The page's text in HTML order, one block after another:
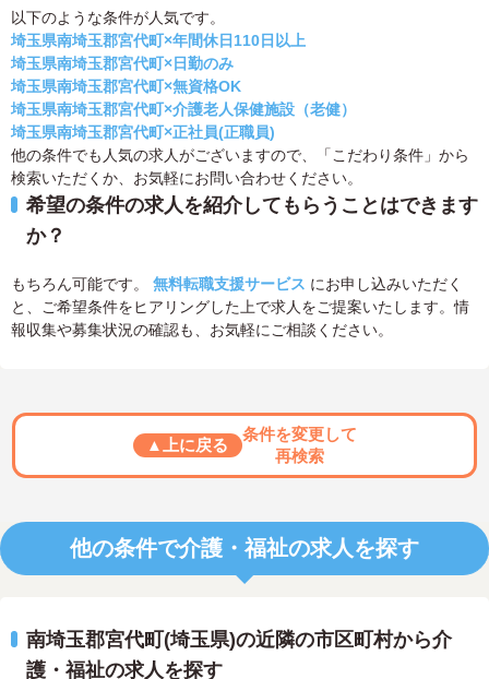
以下のような条件が人気です。
埼玉県南埼玉郡宮代町×年間休日110日以上
埼玉県南埼玉郡宮代町×日勤のみ
埼玉県南埼玉郡宮代町×無資格OK
埼玉県南埼玉郡宮代町×介護老人保健施設（老健）
埼玉県南埼玉郡宮代町×正社員(正職員)
他の条件でも人気の求人がございますので、「こだわり条件」から
検索いただくか、お気軽にお問い合わせください。
希望の条件の求人を紹介してもらうことはできます
か？
もちろん可能です。 無料転職支援サービス にお申し込みいただく
と、ご希望条件をヒアリングした上で求人をご提案いたします。情
報収集や募集状況の確認も、お気軽にご相談ください。
▲上に戻る
条件を変更して
再検索
他の条件で介護・福祉の求人を探す
南埼玉郡宮代町(埼玉県)の近隣の市区町村から介
護・福祉の求人を探す